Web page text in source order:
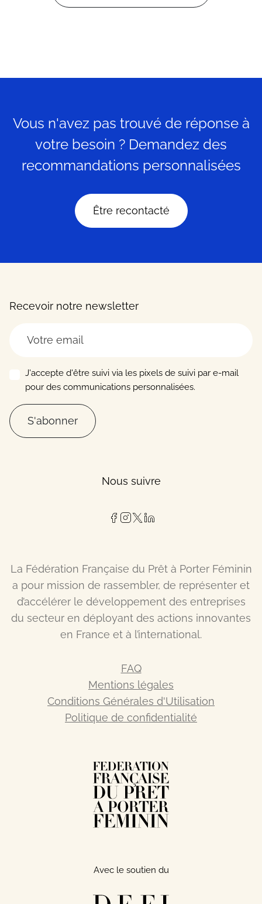
Vous n'avez pas trouvé de réponse à
votre besoin ? Demandez des
recommandations personnalisées
Être recontacté
Recevoir notre newsletter
J'accepte d'être suivi via les pixels de suivi par e-mail
pour des communications personnalisées.
S'abonner
Nous suivre
La Fédération Française du Prêt à Porter Féminin
a pour mission de rassembler, de représenter et
d’accélérer le développement des entreprises
du secteur en déployant des actions innovantes
en France et à l’international.
FAQ
Mentions légales
Conditions Générales d'Utilisation
Politique de confidentialité
Avec le soutien du